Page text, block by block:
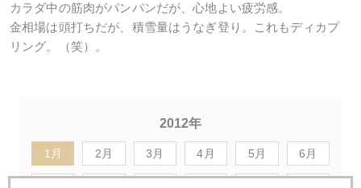
カラダ中の筋肉がパンパンだが、心地よい疲労感。
金相場は頭打ちだが、積雪量はうなぎ登り。これもディカプ
リング。（笑）。
2012年
1月 2月 3月 4月 5月 6月